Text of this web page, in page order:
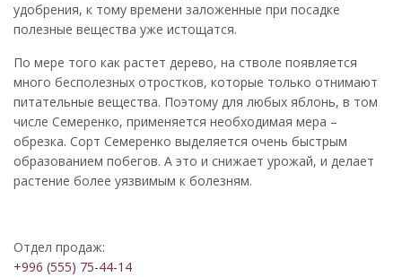
удобрения, к тому времени заложенные при посадке
полезные вещества уже истощатся.
По мере того как растет дерево, на стволе появляется
много бесполезных отростков, которые только отнимают
питательные вещества. Поэтому для любых яблонь, в том
числе Семеренко, применяется необходимая мера –
обрезка. Сорт Семеренко выделяется очень быстрым
образованием побегов. А это и снижает урожай, и делает
растение более уязвимым к болезням.
Отдел продаж:
+996 (555) 75-44-14